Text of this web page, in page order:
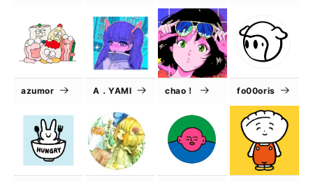
azumor A．YAMI chao！ fo00oris